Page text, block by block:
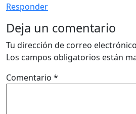
Responder
Deja un comentario
Tu dirección de correo
Los campos obligatorios están
Comentario *